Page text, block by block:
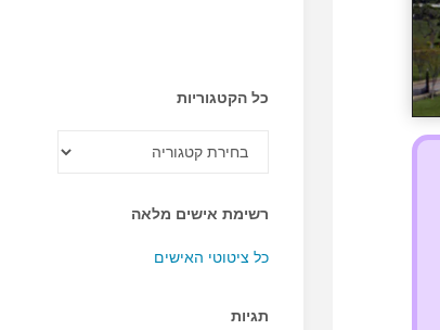
כל הקטגוריות
הקטגוריות
רשימת אישים מלאה
כל ציטוטי האישים
תגיות